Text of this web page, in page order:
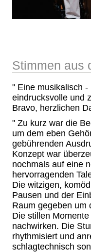
Stimmen aus
" Eine musikalisch
eindrucksvolle und
Bravo, herzlichen
" Zu kurz war die
um dem eben
gebührenden
Konzept war
nochmals auf eine
hervorragenden
Die witzigen,
Pausen und der
Raum gegeben um
Die stillen
nachwirken. Die
rhythmisiert und
schlagtechnisch